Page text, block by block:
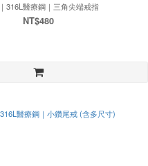
316L醫療鋼｜三角尖端戒指
NT$480